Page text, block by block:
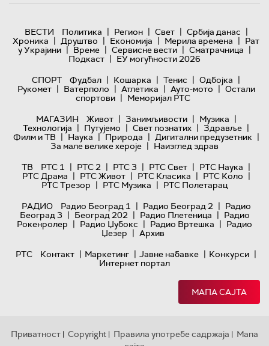
ВЕСТИ Политика | Регион | Свет | Србија данас |
Хроника | Друштво | Економија | Мерила времена | Рат
у Украјини | Време | Сервисне вести | Сматрачница |
Подкаст | ЕУ могућности 2026
СПОРТ
Фудбал | Кошарка | Тенис | Одбојка |
Рукомет | Ватерполо | Атлетика | Ауто-мото | Остали
спортови | Меморијал РТС
МАГАЗИН
Живот | Занимљивости | Музика |
Технологијa | Путујемо | Свет познатих | Здравље |
Филм и ТВ | Наука | Природа | Дигитални предузетник |
За мале велике хероје | Наизглед здрав
ТВ
РТС 1 | РТС 2 | РТС 3 | РТС Свет | РТС Наука |
РТС Драма | РТС Живот | РТС Класика | РТС Коло |
РТС Трезор | РТС Музика | РТС Полетарац
РАДИО
Радио Београд 1 | Радио Београд 2 | Радио
Београд 3 | Београд 202 | Радио Плетеница | Радио
Рокенролер | Радио Џубокс | Радио Вртешка | Радио
Џезер | Архив
РТС
Контакт | Маркетинг | Јавне набавке | Конкурси |
Интернет портал
МАПА САЈТА
Приватност | Copyright | Правила употребе садржаја | Мапа